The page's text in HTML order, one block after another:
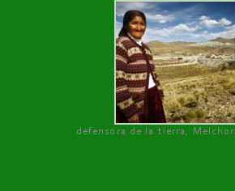
defensora de la tierra,